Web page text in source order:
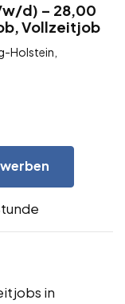
w/d) – 28,00
Vollzeitjob
Holstein,
in